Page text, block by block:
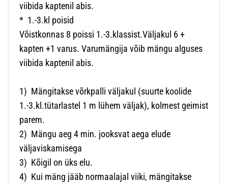
viibida kaptenil abis.
* 1.-3.kl poisid
Võistkonnas 8 poissi 1.-3.klassist.Väljakul 6 +
kapten +1 varus. Varumängija võib mängu alguses
viibida kaptenil abis.
1) Mängitakse võrkpalli väljakul (suurte koolide
1.-3.kl.tütarlastel 1 m lühem väljak), kolmest geimist
parem.
2) Mängu aeg 4 min. jooksvat aega elude
väljaviskamisega
3) Kõigil on üks elu.
4) Kui mäng jääb normaalajal viiki, mängitakse